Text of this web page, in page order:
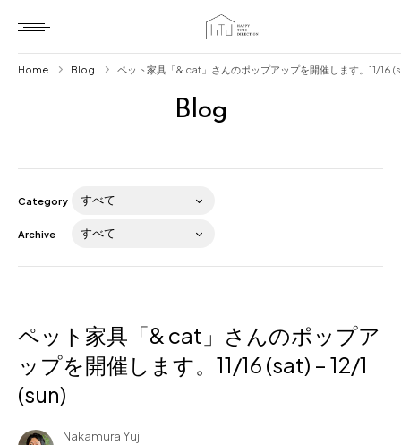
Blog
About us
for Business
Blog
Home Blog ペット家具「& cat」さんのポップアップを開催します。11/16
Category
Archive
ペット家具「& cat」さんのポップア
ップを開催します。11/16 (sat) – 12/1
(sun)
Nakamura Yuji